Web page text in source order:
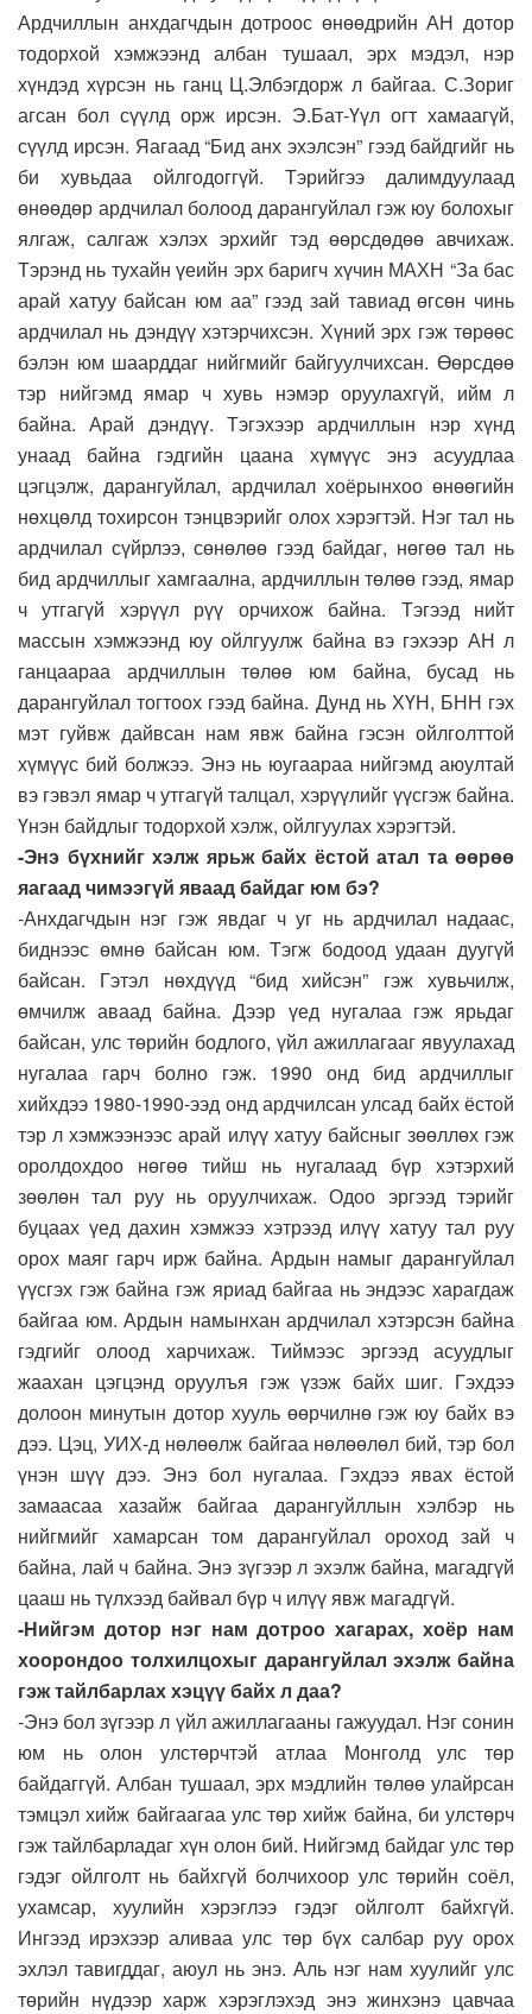
Ардчиллын анхдагчдын дотроос өнөөдрийн АН дотор
тодорхой хэмжээнд албан тушаал, эрх мэдэл, нэр
хүндэд хүрсэн нь ганц Ц.Элбэгдорж л байгаа. С.Зориг
агсан бол сүүлд орж ирсэн. Э.Бат-Үүл огт хамаагүй,
сүүлд ирсэн. Яагаад “Бид анх эхэлсэн” гээд байдгийг нь
би хувьдаа ойлгодоггүй. Тэрийгээ далимдуулаад
өнөөдөр ардчилал болоод дарангуйлал гэж юу болохыг
ялгаж, салгаж хэлэх эрхийг тэд өөрсдөдөө авчихаж.
Тэрэнд нь тухайн үеийн эрх баригч хүчин МАХН “За бас
арай хатуу байсан юм аа” гээд зай тавиад өгсөн чинь
ардчилал нь дэндүү хэтэрчихсэн. Хүний эрх гэж төрөөс
бэлэн юм шаарддаг нийгмийг байгуулчихсан. Өөрсдөө
тэр нийгэмд ямар ч хувь нэмэр оруулахгүй, ийм л
байна. Арай дэндүү. Тэгэхээр ардчиллын нэр хүнд
унаад байна гэдгийн цаана хүмүүс энэ асуудлаа
цэгцэлж, дарангуйлал, ардчилал хоёрынхоо өнөөгийн
нөхцөлд тохирсон тэнцвэрийг олох хэрэгтэй. Нэг тал нь
ардчилал сүйрлээ, сөнөлөө гээд байдаг, нөгөө тал нь
бид ардчиллыг хамгаална, ардчиллын төлөө гээд, ямар
ч утгагүй хэрүүл рүү орчихож байна. Тэгээд нийт
массын хэмжээнд юу ойлгуулж байна вэ гэхээр АН л
ганцаараа ардчиллын төлөө юм байна, бусад нь
дарангуйлал тогтоох гээд байна. Дунд нь ХҮН, БНН гэх
мэт гуйвж дайвсан нам явж байна гэсэн ойлголттой
хүмүүс бий болжээ. Энэ нь юугаараа нийгэмд аюултай
вэ гэвэл ямар ч утгагүй талцал, хэрүүлийг үүсгэж байна.
Үнэн байдлыг тодорхой хэлж, ойлгуулах хэрэгтэй.
-Энэ бүхнийг хэлж ярьж байх ёстой атал та өөрөө
яагаад чимээгүй яваад байдаг юм бэ?
-Анхдагчдын нэг гэж явдаг ч уг нь ардчилал надаас,
биднээс өмнө байсан юм. Тэгж бодоод удаан дуугүй
байсан. Гэтэл нөхдүүд “бид хийсэн” гэж хувьчилж,
өмчилж аваад байна. Дээр үед нугалаа гэж ярьдаг
байсан, улс төрийн бодлого, үйл ажиллагааг явуулахад
нугалаа гарч болно гэж. 1990 онд бид ардчиллыг
хийхдээ 1980-1990-ээд онд ардчилсан улсад байх ёстой
тэр л хэмжээнээс арай илүү хатуу байсныг зөөллөх гэж
оролдохдоо нөгөө тийш нь нугалаад бүр хэтэрхий
зөөлөн тал руу нь оруулчихаж. Одоо эргээд тэрийг
буцаах үед дахин хэмжээ хэтрээд илүү хатуу тал руу
орох маяг гарч ирж байна. Ардын намыг дарангуйлал
үүсгэх гэж байна гэж яриад байгаа нь эндээс харагдаж
байгаа юм. Ардын намынхан ардчилал хэтэрсэн байна
гэдгийг олоод харчихаж. Тиймээс эргээд асуудлыг
жаахан цэгцэнд оруулъя гэж үзэж байх шиг. Гэхдээ
долоон минутын дотор хууль өөрчилнө гэж юу байх вэ
дээ. Цэц, УИХ-д нөлөөлж байгаа нөлөөлөл бий, тэр бол
үнэн шүү дээ. Энэ бол нугалаа. Гэхдээ явах ёстой
замаасаа хазайж байгаа дарангуйллын хэлбэр нь
нийгмийг хамарсан том дарангуйлал ороход зай ч
байна, лай ч байна. Энэ зүгээр л эхэлж байна, магадгүй
цааш нь түлхээд байвал бүр ч илүү явж магадгүй.
-Нийгэм дотор нэг нам дотроо хагарах, хоёр нам
хоорондоо толхилцохыг дарангуйлал эхэлж байна
гэж тайлбарлах хэцүү байх л даа?
-Энэ бол зүгээр л үйл ажиллагааны гажуудал. Нэг сонин
юм нь олон улстөрчтэй атлаа Монголд улс төр
байдаггүй. Албан тушаал, эрх мэдлийн төлөө улайрсан
тэмцэл хийж байгаагаа улс төр хийж байна, би улстөрч
гэж тайлбарладаг хүн олон бий. Нийгэмд байдаг улс төр
гэдэг ойлголт нь байхгүй болчихоор улс төрийн соёл,
ухамсар, хуулийн хэрэглээ гэдэг ойлголт байхгүй.
Ингээд ирэхээр аливаа улс төр бүх салбар руу орох
эхлэл тавигддаг, аюул нь энэ. Аль нэг нам хуулийг улс
төрийн нүдээр харж хэрэглэхэд энэ жинхэнэ цавчаа